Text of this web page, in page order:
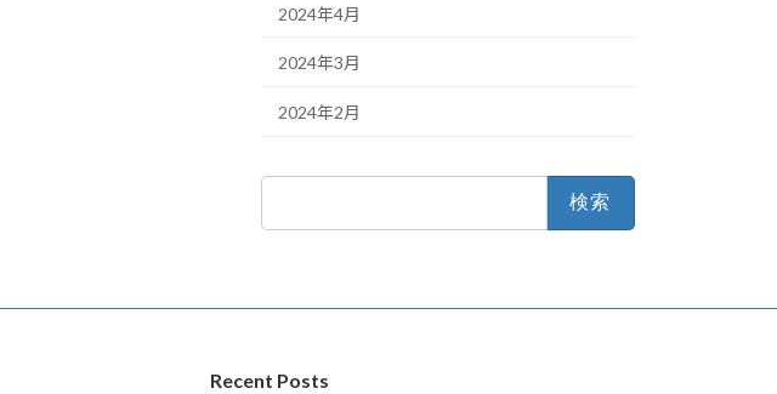
2024年4月
2024年3月
2024年2月
Recent Posts